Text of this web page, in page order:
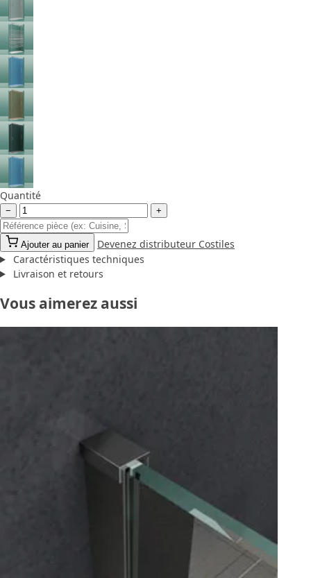
Quantité
− +
Ajouter au panier
Devenez distributeur Costiles
Caractéristiques techniques
Livraison et retours
Vous aimerez aussi